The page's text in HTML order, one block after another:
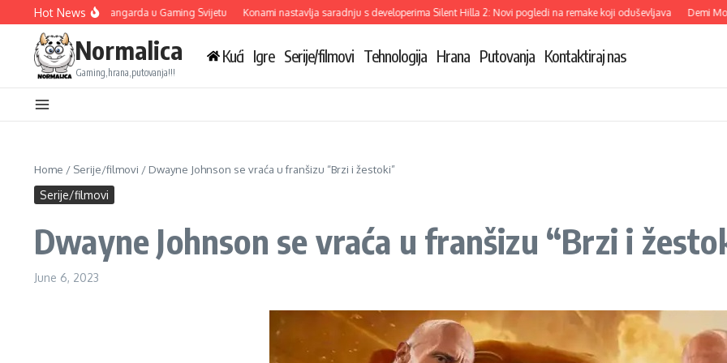
Skip to content
Hot News
Tri Nove Igre: Avangarda u Gaming Svijetu Konami nastavlja saradnju s developerima Silent Hilla 2: Novi pogledi na remake koji oduševljava Demi Moore
Normalica
Gaming,hrana,putovanja!!!
Kući Igre Serije/filmovi Tehnologija Hrana Putovanja Kontaktiraj nas
Home / Serije/filmovi / Dwayne Johnson se vraća u franšizu “Brzi i žestoki”
Serije/filmovi
Dwayne Johnson se vraća u franšizu “Brzi i
June 6, 2023